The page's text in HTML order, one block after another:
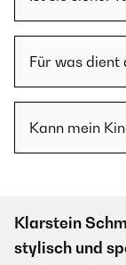
Für was dient
Kann mein
Klarstein
stylisch und